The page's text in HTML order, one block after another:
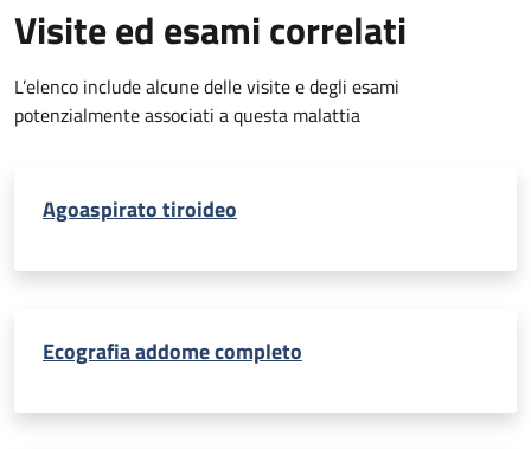
Visite ed esami correlati
L’elenco include alcune delle visite e degli esami
potenzialmente associati a questa malattia
Agoaspirato tiroideo
Ecografia addome completo